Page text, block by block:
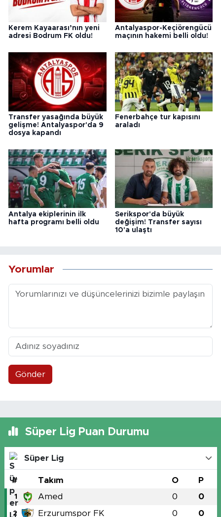
Kerem Kayaarası’nın yeni
adresi Bodrum FK oldu!
Antalyaspor-Keçiörengücü
maçının hakemi belli oldu!
Transfer yasağında büyük
gelişme! Antalyaspor'da 9
dosya kapandı
Fenerbahçe tur kapısını
araladı
Antalya ekiplerinin ilk
hafta programı belli oldu
Serikspor'da büyük
değişim! Transfer sayısı
10'a ulaştı
Yorumlar
Gönder
Süper Lig Puan Durumu
Süper Lig
# Takım O P
1 Amed 0 0
2 Erzurumspor FK 0 0